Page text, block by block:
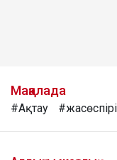
Мақалада
#Ақтау